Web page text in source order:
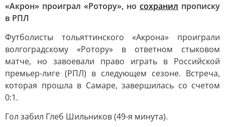
«Акрон» проиграл «Ротору», но сохранил прописку
в РПЛ
Футболисты тольяттинского «Акрона» проиграли
волгоградскому «Ротору» в ответном стыковом
матче, но завоевали право играть в Российской
премьер-лиге (РПЛ) в следующем сезоне. Встреча,
которая прошла в Самаре, завершилась со счетом
0:1.
Гол забил Глеб Шильников (49-я минута).